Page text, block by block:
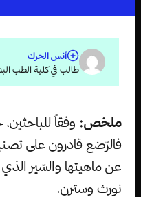
أنس الحرك
طالب في كلية الطب
ملخص: وفقاً
فالرّضع قادرون على
عن ماهيتها والسّير
نورث وسترن.